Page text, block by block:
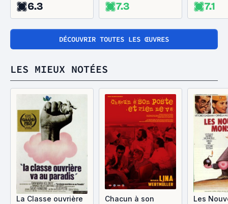
6.3 7.3 7.1
DÉCOUVRIR TOUTES LES ŒUVRES
LES MIEUX NOTÉES
La Classe ouvrière
Chacun à son
Les